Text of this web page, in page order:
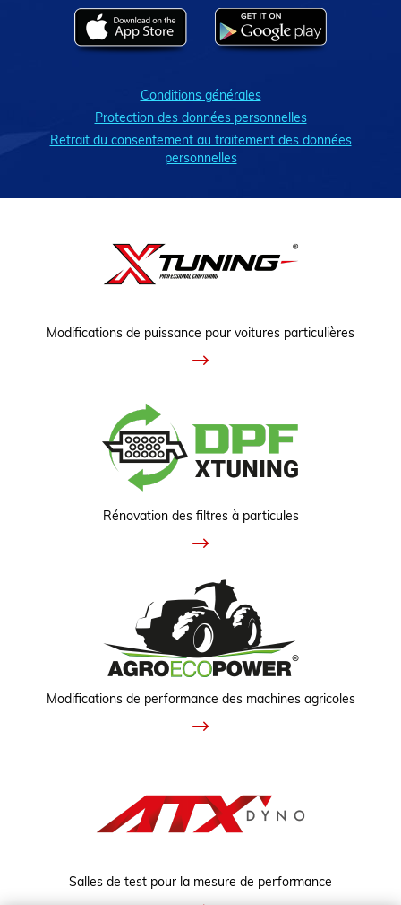
Conditions générales
Protection des données personnelles
Retrait du consentement au traitement des données
personnelles
Modifications de puissance pour voitures particulières
Rénovation des filtres à particules
Modifications de performance des machines agricoles
Salles de test pour la mesure de performance